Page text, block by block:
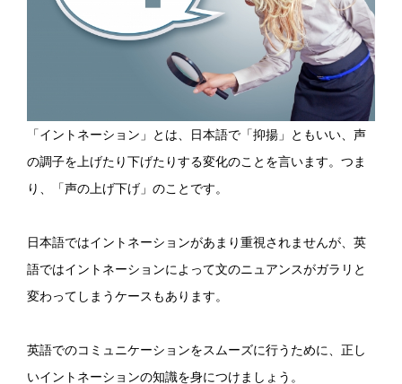
「イントネーション」とは、日本語で「抑揚」ともいい、声
の調子を上げたり下げたりする変化のことを言います。つま
り、「声の上げ下げ」のことです。
日本語ではイントネーションがあまり重視されませんが、英
語ではイントネーションによって文のニュアンスがガラリと
変わってしまうケースもあります。
英語でのコミュニケーションをスムーズに行うために、正し
いイントネーションの知識を身につけましょう。